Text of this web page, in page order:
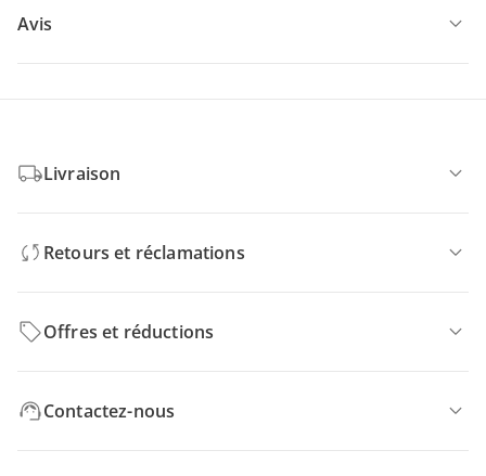
Avis
Livraison
Retours et réclamations
Offres et réductions
Contactez-nous